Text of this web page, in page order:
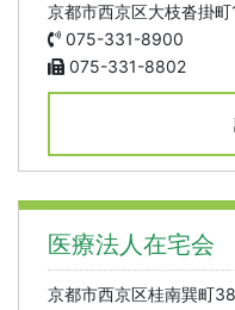
京都市西京区大枝沓掛
075-331-8900
075-331-8802
医療法人在宅会
京都市西京区桂南巽町